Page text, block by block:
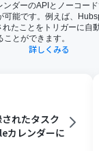
ダーのAPIとノーコー
可能です。例えば、
れたことをトリガーに自
とができます。
詳しくみる
れたタスク
カレンダーに